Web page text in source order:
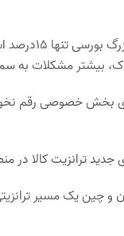
شافعی
بیشتر مشکلات
خصوصی رقم
ترانزیت کالا در
و چین یک مسیر